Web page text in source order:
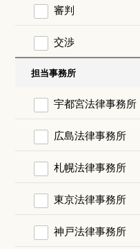
審判
交渉
担当事務所
宇都宮法律事務所
広島法律事務所
札幌法律事務所
東京法律事務所
神戸法律事務所